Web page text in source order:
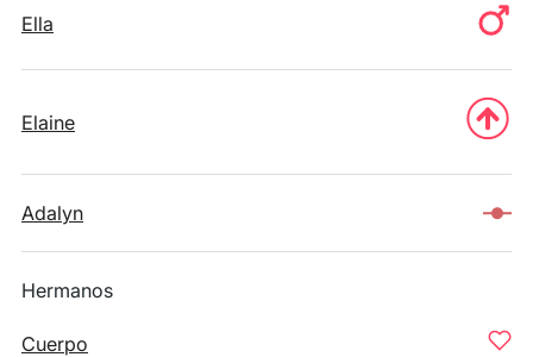
Ella
Elaine
Adalyn
Hermanos
Cuerpo